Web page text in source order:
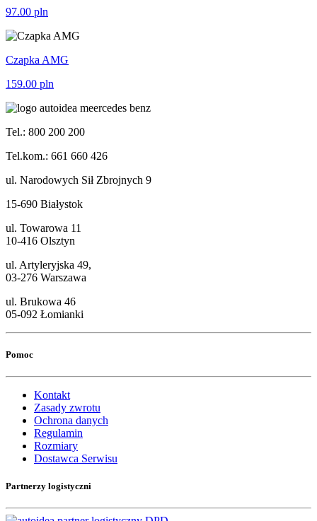
97.00 pln
Czapka AMG
159.00 pln
Tel.: 800 200 200
Tel.kom.: 661 660 426
ul. Narodowych Sił Zbrojnych 9
15-690 Białystok
ul. Towarowa 11
10-416 Olsztyn
ul. Artyleryjska 49,
03-276 Warszawa
ul. Brukowa 46
05-092 Łomianki
Pomoc
Kontakt
Zasady zwrotu
Ochrona danych
Regulamin
Rozmiary
Dostawca Serwisu
Partnerzy logistyczni